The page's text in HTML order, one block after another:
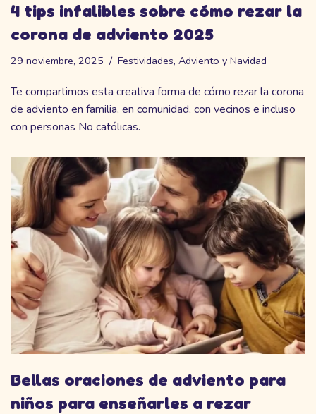
4 tips infalibles sobre cómo rezar la
corona de adviento 2025
29 noviembre, 2025 Festividades, Adviento y Navidad
Te compartimos esta creativa forma de cómo rezar la corona
de adviento en familia, en comunidad, con vecinos e incluso
con personas No católicas.
Bellas oraciones de adviento para
niños para enseñarles a rezar